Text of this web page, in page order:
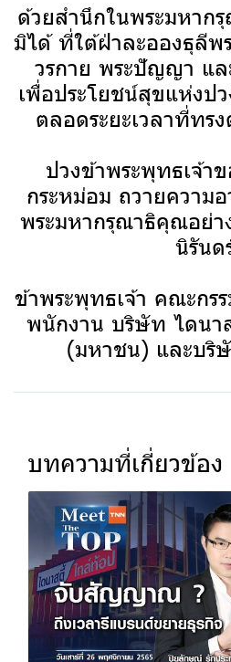
ด้วยสำนึกในพระมหา
มิได้ ที่ใต้ฝ่าละอองธุลีพ
วรกาย พระปัญญา แล
เพื่อประโยชน์สุขแห่งป
ตลอดระยะเวลาที่ทร
ปวงข้าพระพุทธเจ้า
กระหม่อม ถวายความ
พระมหากรุณาธิคุณอย่
นิรันด
ข้าพระพุทธเจ้า คณะกร
พนักงาน บริษัท ไดนา
(มหาชน) และบริ
บทความที่เกี่ยวข้อง